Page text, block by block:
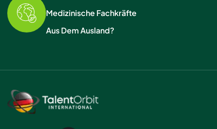
Medizinische Fachkräfte
Aus Dem Ausland?